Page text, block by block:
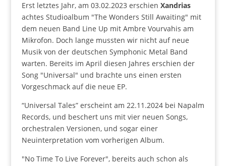
Erst letztes Jahr, am 03.02.2023 erschien Xandrias
achtes Studioalbum "The Wonders Still Awaiting" mit
dem neuen Band Line Up mit Ambre Vourvahis am
Mikrofon. Doch lange mussten wir nicht auf neue
Musik von der deutschen Symphonic Metal Band
warten. Bereits im April diesen Jahres erschien der
Song "Universal" und brachte uns einen ersten
Vorgeschmack auf die neue EP.
“Universal Tales” erscheint am 22.11.2024 bei Napalm
Records, und beschert uns mit vier neuen Songs,
orchestralen Versionen, und sogar einer
Neuinterpretation vom vorherigen Album.
"No Time To Live Forever", bereits auch schon als